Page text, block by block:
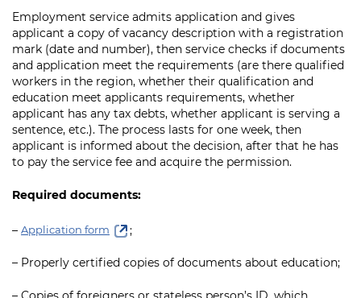
Вакансії
Статистика
Звернення громадян
Регуляторна діяльність
Промисловість і наука Києва
Підприємства, установи, організації
Річні звіти
Гендерна політика
Фінанси та бюджет
Безпека та правопорядок
Ритуальні послуги
Іноземцям / For foreigners
Пам'ятки культурної спадщини
Портал Захисників та Захисниць
Безбар'єрність
Портал послуг
Контактний центр
Допомога учасникам АТО
Рада з питань внутрішньо переміщених
осіб при Київській міській військовій
адміністрації
Уряд» – місцевий рівень»
Важливе під час воєнного стану
Питання і відповіді про публічну
інформацію
Порядок оскарження рішень, дій чи
бездіяльності розпорядників інформації
Звіти про опрацювання запитів на
публічну інформацію
Інформація для споживачів
Про відкриті дані
Портал даних Києва
Публічні дашборди
Submitting a media request
Зйомки в лікарнях в умовах воєнного
стану / Rules for media coverage of
hospitals at work under martial law
Контакти для медіа / Contacts for mass
media
Employment service admits application and gives
applicant a copy of vacancy description with a registration
mark (date and number), then service checks if documents
and application meet the requirements (are there qualified
workers in the region, whether their qualification and
education meet applicants requirements, whether
applicant has any tax debts, whether applicant is serving a
sentence, etc.). The process lasts for one week, then
applicant is informed about the decision, after that he has
to pay the service fee and acquire the permission.
Required documents:
– Application form ;
– Properly certified copies of documents about education;